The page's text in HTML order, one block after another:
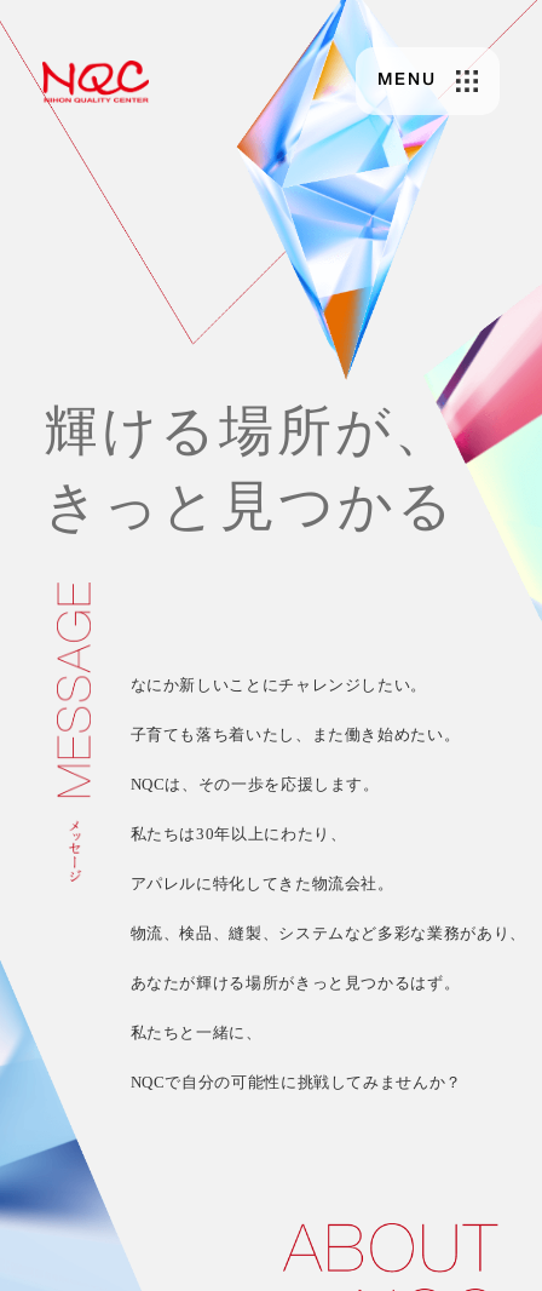
MENU
い
合
わ
せ
有限会
NIHON
Quality
Center
輝ける場所が、
きっと見つかる
なにか新しいことにチャレンジしたい。
子育ても落ち着いたし、また働き始めたい。
NQCは、その一歩を応援します。
私たちは30年以上にわたり、
アパレルに特化してきた物流会社。
物流、検品、縫製、システムなど多彩な業務があり、
あなたが輝ける場所がきっと見つかるはず。
私たちと一緒に、
NQCで自分の可能性に挑戦してみませんか？